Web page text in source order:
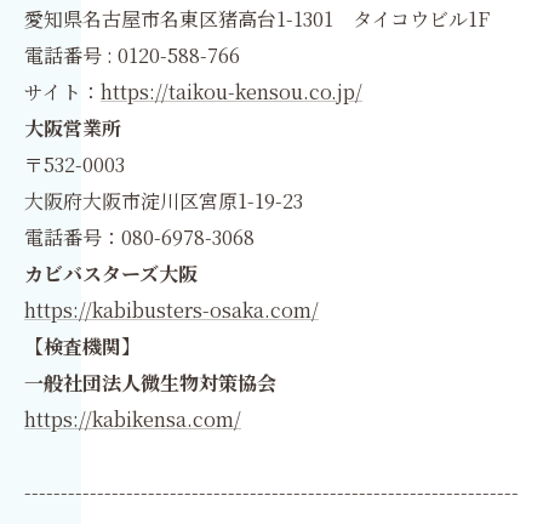
愛知県名古屋市名東区猪高台1-1301 タイコウビル1F
電話番号 : 0120-588-766
サイト： https://taikou-kensou.co.jp/
大阪営業所
〒532-0003
大阪府大阪市淀川区宮原1-19-23
電話番号：080-6978-3068
カビバスターズ大阪
https://kabibusters-osaka.com/
【検査機関】
一般社団法人微生物対策協会
https://kabikensa.com/
--------------------------------------------------------------------